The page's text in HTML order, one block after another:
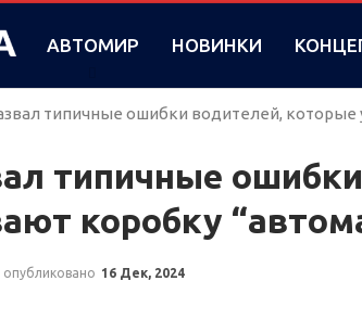
АВТОМИР НОВИНКИ
типичные ошибки водителей, которые
типичные
коробку
опубликовано 16 Дек, 2024